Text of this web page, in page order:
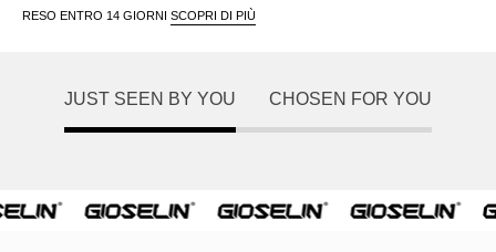
RESO ENTRO 14 GIORNI SCOPRI DI PIÙ
JUST SEEN BY YOU CHOSEN FOR YOU